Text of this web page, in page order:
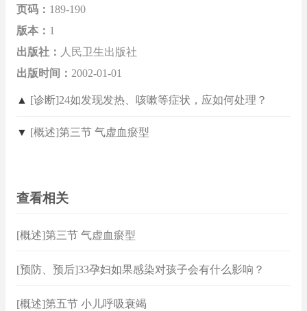
页码： 189-190
版本： 1
出版社： 人民卫生出版社
出版时间： 2002-01-01
▲ [诊断]24如发现发热、咳嗽等症状，应如何处理？
▼ [概述]第三节 气虚血瘀型
查看相关
[概述]第三节 气虚血瘀型
[预防、预后]33孕妇如果感染对孩子会有什么影响？
[概述]第五节 小儿呼吸衰竭